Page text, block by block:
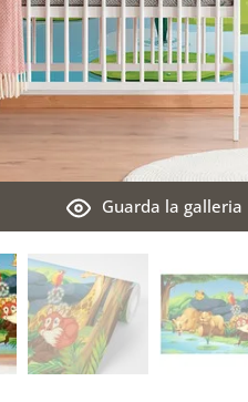
Guarda la galleria